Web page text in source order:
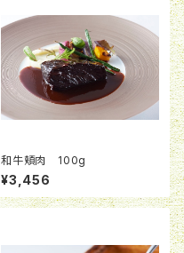
和牛頬肉 100g
¥3,456